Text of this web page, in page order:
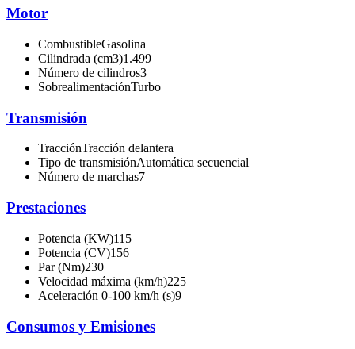
Motor
CombustibleGasolina
Cilindrada (cm3)1.499
Número de cilindros3
SobrealimentaciónTurbo
Transmisión
TracciónTracción delantera
Tipo de transmisiónAutomática secuencial
Número de marchas7
Prestaciones
Potencia (KW)115
Potencia (CV)156
Par (Nm)230
Velocidad máxima (km/h)225
Aceleración 0-100 km/h (s)9
Consumos y Emisiones